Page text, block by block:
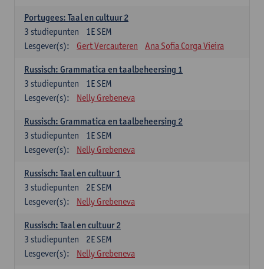
Portugees: Taal en cultuur 2
1E SEM
3 studiepunten
Lesgever(s):
Gert Vercauteren Ana Sofia Corga Vieira
Russisch: Grammatica en taalbeheersing 1
1E SEM
3 studiepunten
Lesgever(s):
Nelly Grebeneva
Russisch: Grammatica en taalbeheersing 2
1E SEM
3 studiepunten
Lesgever(s):
Nelly Grebeneva
Russisch: Taal en cultuur 1
2E SEM
3 studiepunten
Lesgever(s):
Nelly Grebeneva
Russisch: Taal en cultuur 2
2E SEM
3 studiepunten
Lesgever(s):
Nelly Grebeneva